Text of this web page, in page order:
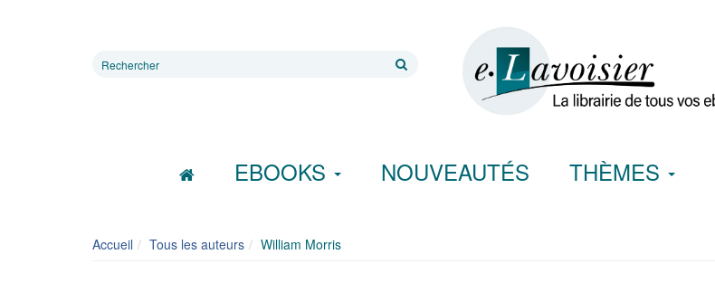
Rechercher
EBOOKS NOUVEAUTÉS THÈMES
Accueil Tous les auteurs William Morris